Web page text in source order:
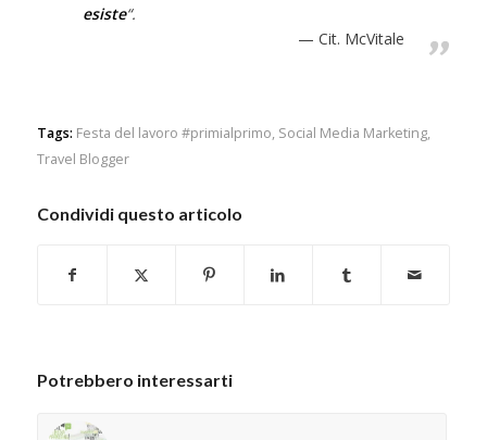
esiste“.
Cit. McVitale
Tags: Festa del lavoro #primialprimo, Social Media Marketing,
Travel Blogger
Condividi questo articolo
Potrebbero interessarti